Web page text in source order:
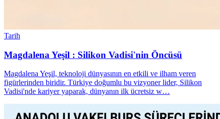
Tarih
Magdalena Yeşil : Silikon Vadisi'nin Öncüsü
Magdalena Yeşil, teknoloji dünyasının en etkili ve ilham veren
figürlerinden biridir. Türkiye doğumlu bu vizyoner lider, Silikon
Vadisi'nde kariyer yaparak, dünyanın ilk ücretsiz w…